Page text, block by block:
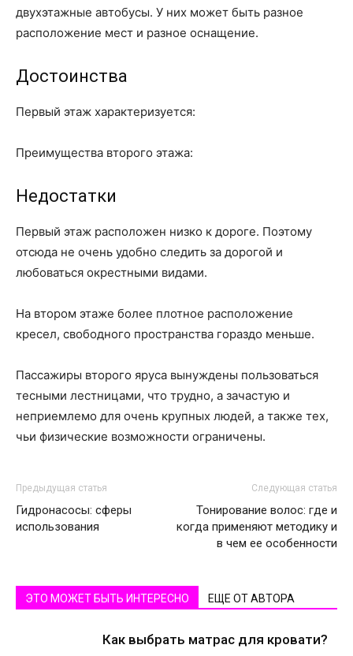
двухэтажные автобусы. У них может быть разное
расположение мест и разное оснащение.
Достоинства
Первый этаж характеризуется:
Преимущества второго этажа:
Недостатки
Первый этаж расположен низко к дороге. Поэтому
отсюда не очень удобно следить за дорогой и
любоваться окрестными видами.
На втором этаже более плотное расположение
кресел, свободного пространства гораздо меньше.
Пассажиры второго яруса вынуждены пользоваться
тесными лестницами, что трудно, а зачастую и
неприемлемо для очень крупных людей, а также тех,
чьи физические возможности ограничены.
Предыдущая статья
Гидронасосы: сферы
использования
Следующая статья
Тонирование волос: где и
когда применяют методику и
в чем ее особенности
ЭТО МОЖЕТ БЫТЬ ИНТЕРЕСНО ЕЩЕ ОТ АВТОРА
Как выбрать матрас для кровати?